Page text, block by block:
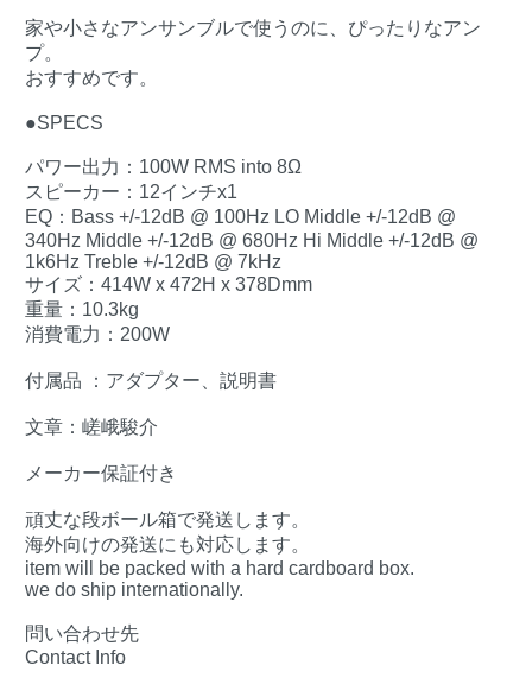
家や小さなアンサンブルで使うのに、ぴったりなアン
プ。
おすすめです。
●SPECS
パワー出力：100W RMS into 8Ω
スピーカー：12インチx1
EQ：Bass +/-12dB @ 100Hz LO Middle +/-12dB @
340Hz Middle +/-12dB @ 680Hz Hi Middle +/-12dB @
1k6Hz Treble +/-12dB @ 7kHz
サイズ：414W x 472H x 378Dmm
重量：10.3kg
消費電力：200W
付属品 ：アダプター、説明書
文章：嵯峨駿介
メーカー保証付き
頑丈な段ボール箱で発送します。
海外向けの発送にも対応します。
item will be packed with a hard cardboard box.
we do ship internationally.
問い合わせ先
Contact Info